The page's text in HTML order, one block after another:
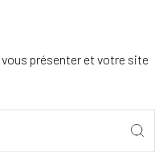
vous présenter et votre site